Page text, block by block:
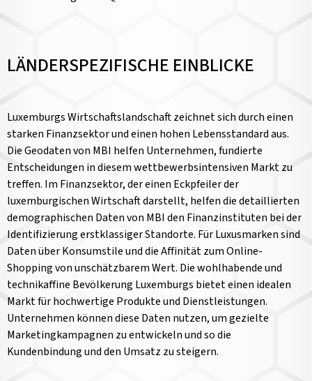
LÄNDERSPEZIFISCHE EINBLICKE
Luxemburgs Wirtschaftslandschaft zeichnet sich durch einen
starken Finanzsektor und einen hohen Lebensstandard aus.
Die Geodaten von MBI helfen Unternehmen, fundierte
Entscheidungen in diesem wettbewerbsintensiven Markt zu
treffen. Im Finanzsektor, der einen Eckpfeiler der
luxemburgischen Wirtschaft darstellt, helfen die detaillierten
demographischen Daten von MBI den Finanzinstituten bei der
Identifizierung erstklassiger Standorte. Für Luxusmarken sind
Daten über Konsumstile und die Affinität zum Online-
Shopping von unschätzbarem Wert. Die wohlhabende und
technikaffine Bevölkerung Luxemburgs bietet einen idealen
Markt für hochwertige Produkte und Dienstleistungen.
Unternehmen können diese Daten nutzen, um gezielte
Marketingkampagnen zu entwickeln und so die
Kundenbindung und den Umsatz zu steigern.